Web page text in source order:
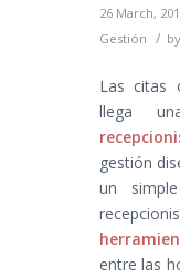
26 March,
Gestión / by
Las citas
llega
gestión
un
entre las